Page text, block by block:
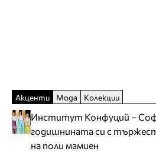
Акценти Мода Колекции
Институт Конфуций –
годишнината си с
на поли мамиен